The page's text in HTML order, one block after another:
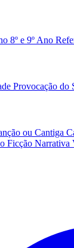
8º e 9º Ano
Provocação do
ou Cantiga
Ficção Narrativa